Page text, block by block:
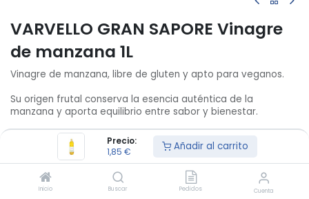
Precio:
1,85 € Añadir al carrito
Inicio Buscar Pedidos Cuenta
VARVELLO GRAN SAPORE Vinagre
de manzana 1L
Vinagre de manzana, libre de gluten y apto para veganos.
Su origen frutal conserva la esencia auténtica de la
manzana y aporta equilibrio entre sabor y bienestar.
Gracias a su carácter limpio y nutritivo que no enmascara
sabores, realza ensaladas y marinados, además de ser muy
útil para conservas caseras y bebidas saludables.
€